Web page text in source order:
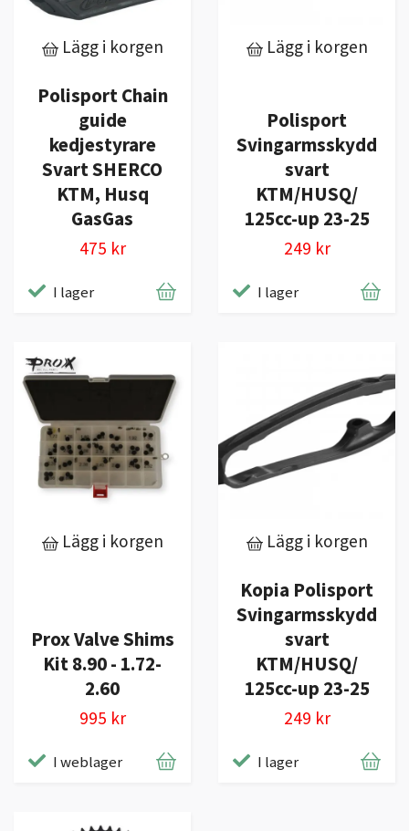
Lägg i korgen
Polisport Chain
guide
kedjestyrare
Svart SHERCO
KTM, Husq
GasGas
475 kr
I lager
Lägg i korgen
Polisport
Svingarmsskydd
svart
KTM/HUSQ/
125cc-up 23-25
249 kr
I lager
Lägg i korgen
Prox Valve Shims
Kit 8.90 - 1.72-
2.60
995 kr
I weblager
Lägg i korgen
Kopia Polisport
Svingarmsskydd
svart
KTM/HUSQ/
125cc-up 23-25
249 kr
I lager